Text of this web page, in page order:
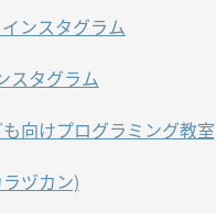
ンスタグラム
スタグラム
向けプログラミング教
ヅカン)